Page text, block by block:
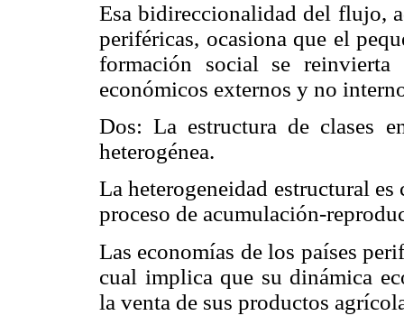
Esa bidireccionalidad del flujo,
periféricas, ocasiona que el
formación social se reinvierta
económicos externos y no
Dos: La estructura de clases
heterogénea.
La heterogeneidad estructural
proceso de acumulación-
Las economías de los países
cual implica que su dinámica
la venta de sus productos